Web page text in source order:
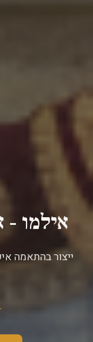
אילמו -
ייצור בהתאמה